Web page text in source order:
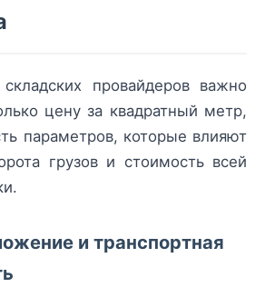
провайдеров важно
цену за квадратный метр,
параметров, которые влияют
грузов и стоимость всей
и транспортная